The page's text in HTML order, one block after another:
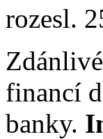
rozesl.
financí
banky.